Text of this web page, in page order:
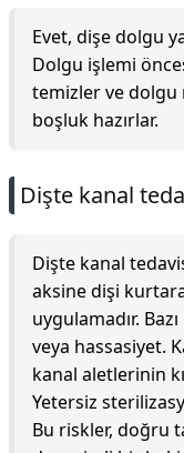
Evet, dişe dolgu
Dolgu işlemi
temizler ve
boşluk hazırlar.
Dişte kanal
Dişte kanal
aksine dişi
uygulamadır.
veya hassasiyet.
kanal aletlerinin
Yetersiz
Bu riskler, doğru